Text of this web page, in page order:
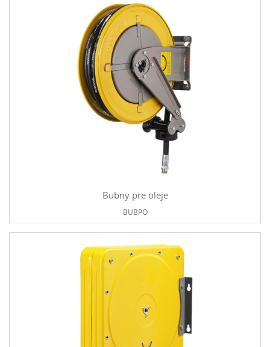
Bubny pre oleje
BUBPO